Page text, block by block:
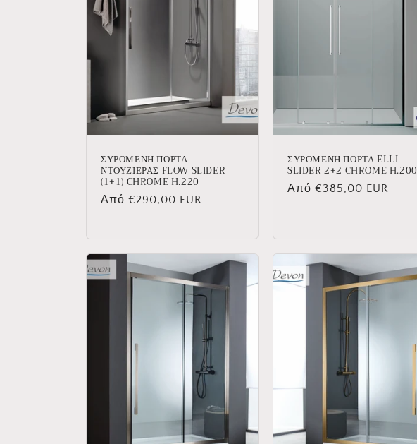
ΣΥΡΟΜΕΝΗ ΠΟΡΤΑ
ΝΤΟΥΖΙΕΡΑΣ FLOW SLIDER
(1+1) CHROME H.220
Κανονική
Από €290,00 EUR
ΣΥΡΟΜΕΝΗ ΠΟΡΤΑ ELLI
SLIDER 2+2 CHROME H.200
Κανονική
Από €385,00 EUR